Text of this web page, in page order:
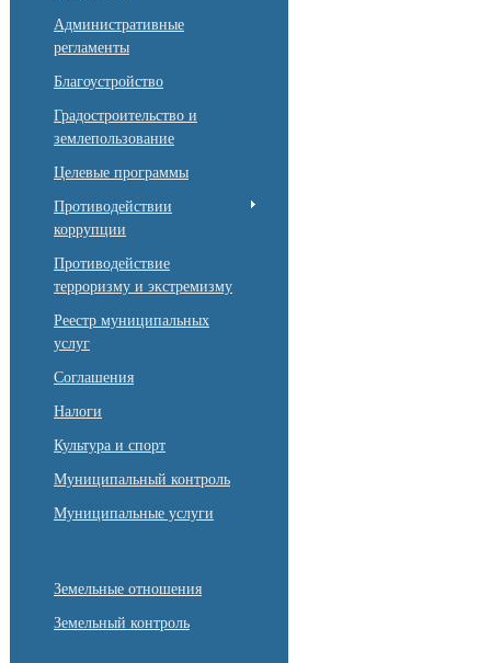
Административные
регламенты
Благоустройство
Градостроительство и
землепользование
Целевые программы
Противодействии
коррупции
Противодействие
терроризму и экстремизму
Реестр муниципальных
услуг
Соглашения
Налоги
Культура и спорт
Муниципальный контроль
Муниципальные услуги
Земельные отношения
Земельный контроль